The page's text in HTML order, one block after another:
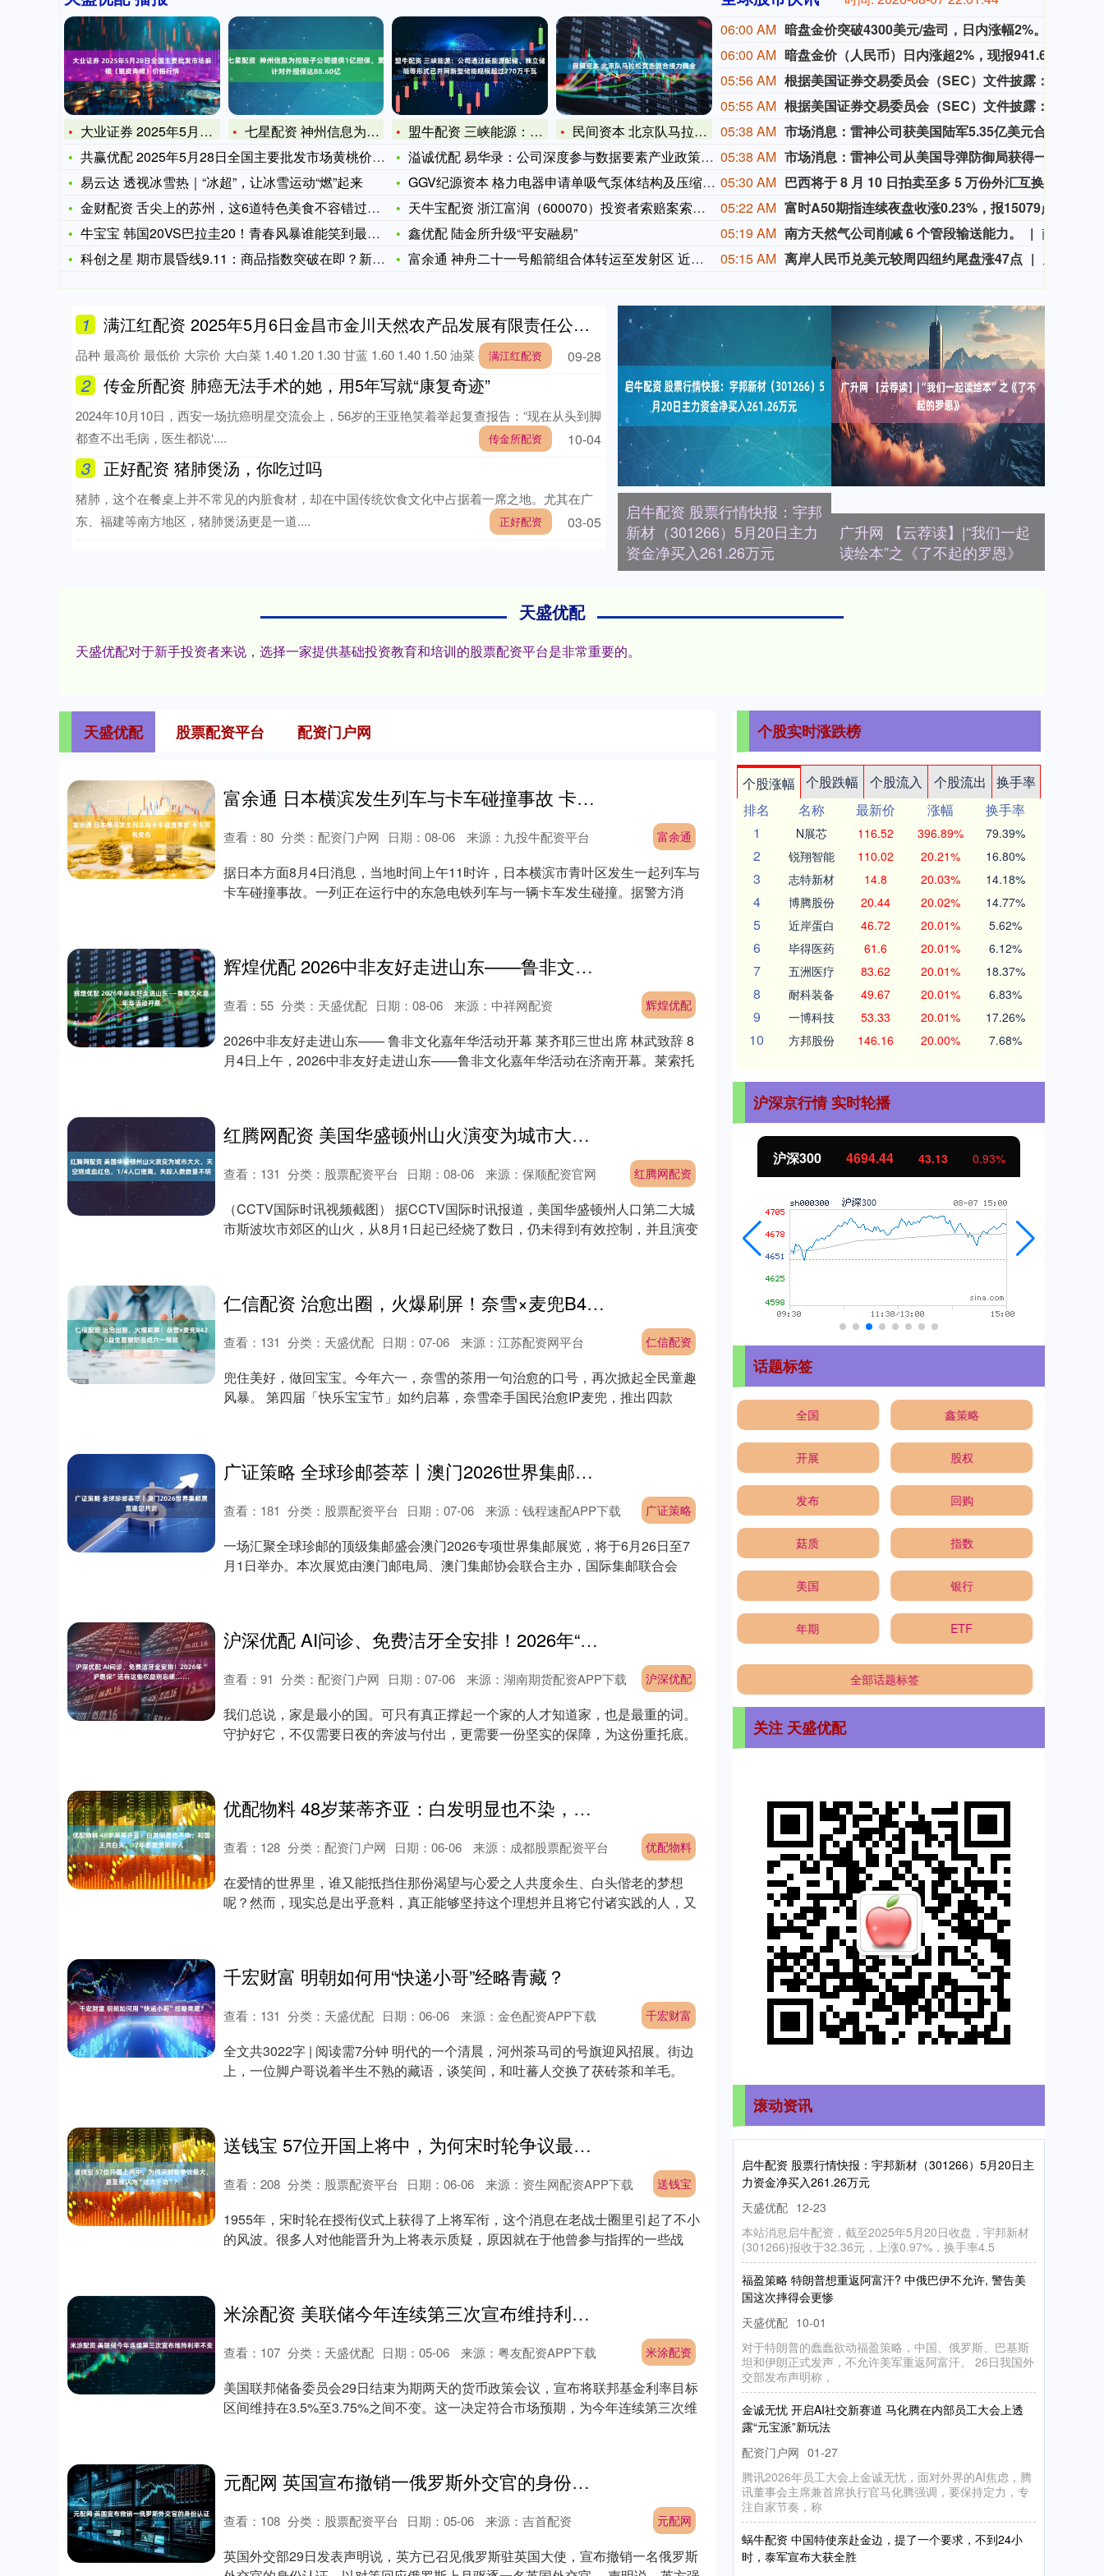
大业证券 2025年5月28日全国主要批发市场麻椒（皱皮青椒
七星配资 神州信息为控股子公司提供1亿担保，累计对外担保达
共赢优配 2025年5月28日全国主要批发市场黄桃价格行情
易云达 透视冰雪热｜“冰超”，让冰雪运动“燃”起来
金财配资 舌尖上的苏州，这6道特色美食不容错过，地道美味，令
牛宝宝 韩国20VS巴拉圭20！青春风暴谁能笑到最后？
科创之星 期市晨昏线9.11：商品指数突破在即？新棉上市或将
盟牛配资 三峡能源：公司通过新能源配储、独立储能等形式已并网
民间资本 北京队马拉松竞走混合接力摘金
溢诚优配 易华录：公司深度参与数据要素产业政策制定
GGV纪源资本 格力电器申请单吸气泵体结构及压缩机专利, 提
天牛宝配资 浙江富润（600070）投资者索赔案索赔条件更新
鑫优配 陆金所升级“平安融易”
富余通 神舟二十一号船箭组合体转运至发射区 近日择机实施发射
06:00 AM 暗盘金价突破4300美元/盎司，日内涨幅2%。
06:00 AM
05:56 AM
05:55 AM
05:38 AM
05:38 AM
05:30 AM
巴西将于 8 月 10 日拍卖至多 5 万份外汇互换合约。
05:22 AM
05:19 AM 南方天然气公司削减 6 个管段输送能力。
05:15 AM 离岸人民币兑美元较周四纽约尾盘涨47点
1 满江红配资 2025年5月6日金昌市金川天然农产品发展有限责任公司价格行情
09-28
品种 最高价 最低价 大宗价 大白菜 1.40 1.20 1.30 甘蓝 1.60 1.40 1.50 油菜 4.40 ....
满江红配资
2 传金所配资 肺癌无法手术的她，用5年写就“康复奇迹”
10-04
2024年10月10日，西安一场抗癌明星交流会上，56岁的王亚艳笑着举起复查报告：“现在从头到脚
都查不出毛病，医生都说‘....
传金所配资
3 正好配资 猪肺煲汤，你吃过吗
03-05
猪肺，这个在餐桌上并不常见的内脏食材，却在中国传统饮食文化中占据着一席之地。尤其在广
东、福建等南方地区，猪肺煲汤更是一道....
正好配资
广升网 【云荐读】|“我们一起
读绘本”之《了不起的罗恩》
启牛配资 股票行情快报：宇邦
新材（301266）5月20日主力
资金净买入261.26万元
天盛优配
天盛优配对于新手投资者来说，选择一家提供基础投资教育和培训的股票配资平台是非常重要的。
天盛优配 股票配资平台 配资门户网
富余通 日本横滨发生列车与卡车碰撞事故 卡车司机受伤
富余通
日期：08-06 来源：九投牛配资平台
查看： 80 分类： 配资门户网
据日本方面8月4日消息，当地时间上午11时许，日本横滨市青叶区发生一起列车与
卡车碰撞事故。一列正在运行中的东急电铁列车与一辆卡车发生碰撞。据警方消
辉煌优配 2026中非友好走进山东——鲁非文化嘉年华活动开幕
辉煌优配
日期：08-06 来源：中祥网配资
查看： 55 分类： 天盛优配
2026中非友好走进山东—— 鲁非文化嘉年华活动开幕 莱齐耶三世出席 林武致辞 8
月4日上午，2026中非友好走进山东——鲁非文化嘉年华活动在济南开幕。莱索托
红腾网配资 美国华盛顿州山火演变为城市大火，天空烧成血红色，1/4人口撤离，失踪人数数量不明
红腾网配资
日期：08-06 来源：保顺配资官网
查看： 131 分类： 股票配资平台
（CCTV国际时讯视频截图） 据CCTV国际时讯报道，美国华盛顿州人口第二大城
市斯波坎市郊区的山火，从8月1日起已经烧了数日，仍未得到有效控制，并且演变
仁信配资 治愈出圈，火爆刷屏！奈雪×麦兜B420益生菌酸奶昔成六一爆款
仁信配资
日期：07-06 来源：江苏配资网平台
查看： 131 分类： 天盛优配
兜住美好，做回宝宝。今年六一，奈雪的茶用一句治愈的口号，再次掀起全民童趣
风暴。 第四届「快乐宝宝节」如约启幕，奈雪牵手国民治愈IP麦兜，推出四款
广证策略 全球珍邮荟萃丨澳门2026世界集邮展览邀您共赏
广证策略
日期：07-06 来源：钱程速配APP下载
查看： 181 分类： 股票配资平台
一场汇聚全球珍邮的顶级集邮盛会澳门2026专项世界集邮展览，将于6月26日至7
月1日举办。本次展览由澳门邮电局、澳门集邮协会联合主办，国际集邮联合会
沪深优配 AI问诊、免费洁牙全安排！2026年“沪惠保”还有这些权益别忘领……
沪深优配
日期：07-06 来源：湖南期货配资APP下载
查看： 91 分类： 配资门户网
我们总说，家是最小的国。可只有真正撑起一个家的人才知道家，也是最重的词。
守护好它，不仅需要日夜的奔波与付出，更需要一份坚实的保障，为这份重托底。
优配物料 48岁莱蒂齐亚：白发明显也不染，和国王共白头，17年恩爱羡煞旁人
优配物料
日期：06-06 来源：成都股票配资平台
查看： 128 分类： 配资门户网
在爱情的世界里，谁又能抵挡住那份渴望与心爱之人共度余生、白头偕老的梦想
呢？然而，现实总是出乎意料，真正能够坚持这个理想并且将它付诸实践的人，又
千宏财富 明朝如何用“快递小哥”经略青藏？
千宏财富
日期：06-06 来源：金色配资APP下载
查看： 131 分类： 天盛优配
全文共3022字 | 阅读需7分钟 明代的一个清晨，河州茶马司的号旗迎风招展。街边
上，一位脚户哥说着半生不熟的藏语，谈笑间，和吐蕃人交换了茯砖茶和羊毛。
送钱宝 57位开国上将中，为何宋时轮争议最大，甚至被认为“过大于功”？
送钱宝
日期：06-06 来源：资生网配资APP下载
查看： 208 分类： 股票配资平台
1955年，宋时轮在授衔仪式上获得了上将军衔，这个消息在老战士圈里引起了不小
的风波。很多人对他能晋升为上将表示质疑，原因就在于他曾参与指挥的一些战
米涂配资 美联储今年连续第三次宣布维持利率不变
米涂配资
日期：05-06 来源：粤友配资APP下载
查看： 107 分类： 天盛优配
美国联邦储备委员会29日结束为期两天的货币政策会议，宣布将联邦基金利率目标
区间维持在3.5%至3.75%之间不变。这一决定符合市场预期，为今年连续第三次维
元配网 英国宣布撤销一俄罗斯外交官的身份认证
元配网
日期：05-06 来源：吉首配资
查看： 108 分类： 股票配资平台
英国外交部29日发表声明说，英方已召见俄罗斯驻英国大使，宣布撤销一名俄罗斯
个股实时涨跌榜
个股涨幅 个股跌幅 个股流入 个股流出
换手率
排名
名称 最新价 涨幅
换手率
1
N展芯 116.52 396.89% 79.39%
2 锐翔智能 110.02 20.21% 16.80%
3 志特新材 14.8 20.03% 14.18%
4 博腾股份 20.44 20.02% 14.77%
5 近岸蛋白 46.72 20.01% 5.62%
6 毕得医药 61.6 20.01% 6.12%
7 五洲医疗 83.62 20.01% 18.37%
8 耐科装备 49.67 20.01% 6.83%
9 一博科技 53.33 20.01% 17.26%
10 方邦股份 146.16 20.00% 7.68%
沪深京行情 实时轮播
1.02% 深证成指 43.13 0.93% 北证50 1134.24 11.37 1.01%
话题标签
全国 鑫策略
开展 股权
发布 回购
菇质 指数
美国 银行
年期 ETF
全部话题标签
关注 天盛优配
滚动资讯
启
牛
配
资
股
票
行
情
快
报
：
宇
邦
新
材
（
301266）
5月
20日
主
力
资
金
净
买
入
261.26万
元
天盛优配 12-23
本
站
消
息
启
牛
配
资
，
截
至
2025年
5月
20日
收
盘
，
宇
邦
新
材
(301266)报
收
于
32.36元
，
上
涨
0.97%，
换
手
率
4.5
福
盈
策
略
特
朗
普
想
重
返
阿
富
汗
? 中
俄
巴
伊
不
允
许
, 警
告
美
国
这
次
摔
得
会
更
惨
天盛优配10-01
对
于
特
朗
普
的
蠢
蠢
欲
动
福
盈
策
略
，
中
国
、
俄
罗
斯
、
巴
基
斯
坦
和
伊
朗
正
式
发
声
，
不
允
许
美
军
重
返
阿
富
汗
。
26日
我
国
外
交
部
发
布
声
明
称
，
金
诚
无
忧
开
启
AI社
交
新
赛
道
马
化
腾
在
内
部
员
工
大
会
上
透
露
“元
宝
派
”新
玩
法
配资门户网
腾
讯
2026年
员
工
大
会
上
金
诚
无
忧
，
面
对
外
界
的
AI焦
虑
，
腾
讯
董
事
会
主
席
兼
首
席
执
行
官
马
化
腾
强
调
，
要
保
持
定
力
，
专
注
自
家
节
奏
，
称
蜗
牛
配
资
中
国
特
使
亲
赴
金
边
，
提
了
一
个
要
求
，
不
到
24小
时
，
泰
军
宣
布
大
获
全
胜
天盛优配02-17